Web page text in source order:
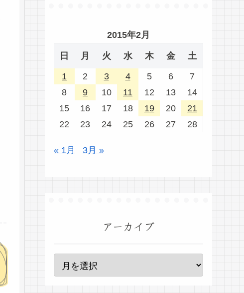
2015年2月
日 月 火 水 木 金 土
1 2 3 4 5 6
7
8
9 10 11 12 13
14
15
16 17 18 19 20
21
22
23 24 25 26 27 28
« 1月 3月 »
アーカイブ